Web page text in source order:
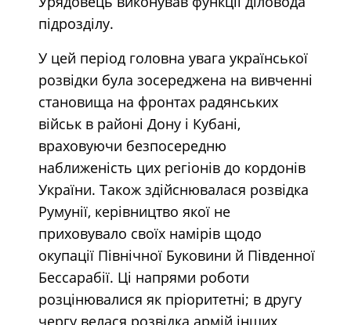
підрозділу.
У цей період головна увага української
розвідки була зосереджена на вивченні
становища на фронтах радянських
військ в районі Дону і Кубані,
враховуючи безпосередню
наближеність цих регіонів до кордонів
України. Також здійснювалася розвідка
Румунії, керівництво якої не
приховувало своїх намірів щодо
окупації Північної Буковини й Південної
Бессарабії. Ці напрями роботи
розцінювалися як пріоритетні; в другу
чергу велася розвідка армій інших